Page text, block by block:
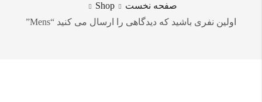
صفحه نخست
Shop
اولین نفری باشید که دیدگاهی را ارسال می کنید “Mens”